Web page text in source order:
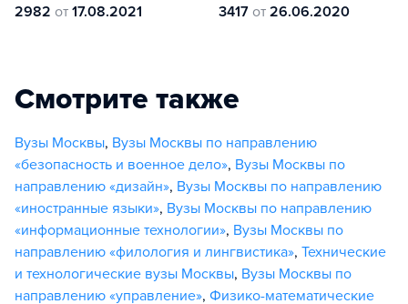
2982 от 17.08.2021
3417 от 26.06.2020
Смотрите также
Вузы Москвы, Вузы Москвы по направлению
«безопасность и военное дело», Вузы Москвы по
направлению «дизайн», Вузы Москвы по направлению
«иностранные языки», Вузы Москвы по направлению
«информационные технологии», Вузы Москвы по
направлению «филология и лингвистика», Технические
и технологические вузы Москвы, Вузы Москвы по
направлению «управление», Физико-математические